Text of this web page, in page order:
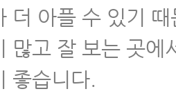
더 아플 수 있기
많고 잘 보는 곳에
좋습니다.